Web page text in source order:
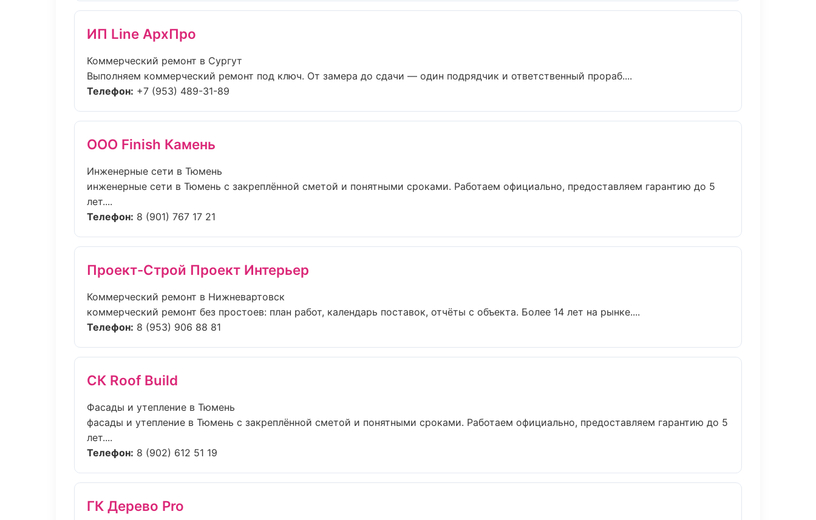
ИП Line АрхПро
Коммерческий ремонт в Сургут
Выполняем коммерческий ремонт под ключ. От замера до сдачи — один подрядчик и ответственный прораб....
Телефон: +7 (953) 489-31-89
ООО Finish Камень
Инженерные сети в Тюмень
инженерные сети в Тюмень с закреплённой сметой и понятными сроками. Работаем официально, предоставляем гарантию до 5
лет....
Телефон: 8 (901) 767 17 21
Проект-Строй Проект Интерьер
Коммерческий ремонт в Нижневартовск
коммерческий ремонт без простоев: план работ, календарь поставок, отчёты с объекта. Более 14 лет на рынке....
Телефон: 8 (953) 906 88 81
СК Roof Build
Фасады и утепление в Тюмень
фасады и утепление в Тюмень с закреплённой сметой и понятными сроками. Работаем официально, предоставляем гарантию до 5
лет....
Телефон: 8 (902) 612 51 19
ГК Дерево Pro